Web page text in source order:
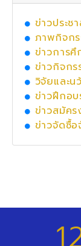
ข่าวประช
ภาพกิจก
ข่าวการศึ
ข่าวกิจก
วิจัยและน
ข่าวฝึกอ
ข่าวสมัคร
ข่าวจัดซื้